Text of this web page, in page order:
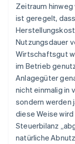
Zeitraum hinweg
ist geregelt,
Nutzungsdauer
Wirtschaftsgut
im Betrieb
Anlagegüter
nicht einmalig in
sondern werden
diese Weise
Steuerbilanz
natürliche